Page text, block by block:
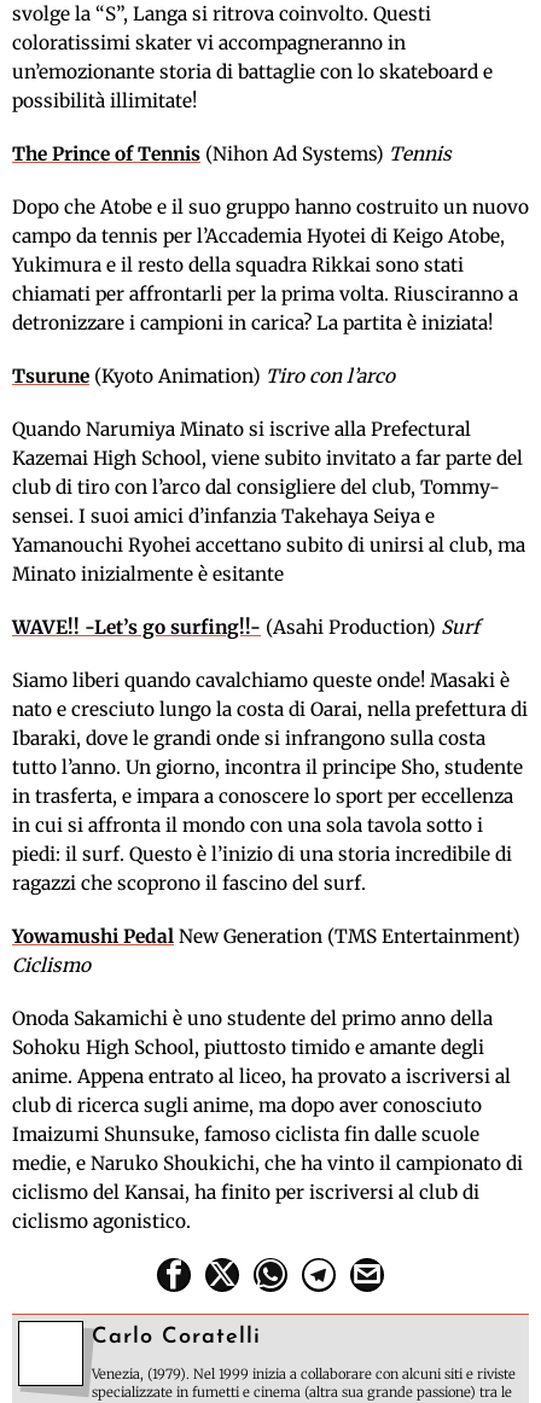
svolge la “S”, Langa si ritrova coinvolto. Questi
coloratissimi skater vi accompagneranno in
un’emozionante storia di battaglie con lo skateboard e
possibilità illimitate!
The Prince of Tennis (Nihon Ad Systems) Tennis
Dopo che Atobe e il suo gruppo hanno costruito un nuovo
campo da tennis per l’Accademia Hyotei di Keigo Atobe,
Yukimura e il resto della squadra Rikkai sono stati
chiamati per affrontarli per la prima volta. Riusciranno a
detronizzare i campioni in carica? La partita è iniziata!
Tsurune (Kyoto Animation) Tiro con l’arco
Quando Narumiya Minato si iscrive alla Prefectural
Kazemai High School, viene subito invitato a far parte del
club di tiro con l’arco dal consigliere del club, Tommy-
sensei. I suoi amici d’infanzia Takehaya Seiya e
Yamanouchi Ryohei accettano subito di unirsi al club, ma
Minato inizialmente è esitante
WAVE!! -Let’s go surfing!!- (Asahi Production) Surf
Siamo liberi quando cavalchiamo queste onde! Masaki è
nato e cresciuto lungo la costa di Oarai, nella prefettura di
Ibaraki, dove le grandi onde si infrangono sulla costa
tutto l’anno. Un giorno, incontra il principe Sho, studente
in trasferta, e impara a conoscere lo sport per eccellenza
in cui si affronta il mondo con una sola tavola sotto i
piedi: il surf. Questo è l’inizio di una storia incredibile di
ragazzi che scoprono il fascino del surf.
Yowamushi Pedal New Generation (TMS Entertainment)
Ciclismo
Onoda Sakamichi è uno studente del primo anno della
Sohoku High School, piuttosto timido e amante degli
anime. Appena entrato al liceo, ha provato a iscriversi al
club di ricerca sugli anime, ma dopo aver conosciuto
Imaizumi Shunsuke, famoso ciclista fin dalle scuole
medie, e Naruko Shoukichi, che ha vinto il campionato di
ciclismo del Kansai, ha finito per iscriversi al club di
ciclismo agonistico.
Carlo Coratelli
Venezia, (1979). Nel 1999 inizia a collaborare con alcuni siti e riviste
specializzate in fumetti e cinema (altra sua grande passione) tra le